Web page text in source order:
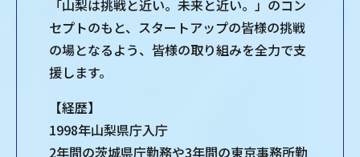
「山梨は挑戦と近い。未来と近い。」のコン
セプトのもと、スタートアップの皆様の挑戦
の場となるよう、皆様の取り組みを全力で支
援します。
【経歴】
1998年山梨県庁入庁
2年間の茨城県庁勤務や3年間の東京事務所勤